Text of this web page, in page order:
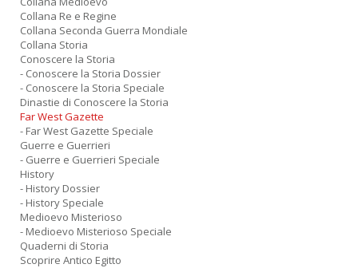
Collana Re e Regine
Collana Seconda Guerra Mondiale
Collana Storia
Conoscere la Storia
- Conoscere la Storia Dossier
- Conoscere la Storia Speciale
Dinastie di Conoscere la Storia
Far West Gazette
- Far West Gazette Speciale
Guerre e Guerrieri
- Guerre e Guerrieri Speciale
History
- History Dossier
- History Speciale
Medioevo Misterioso
- Medioevo Misterioso Speciale
Quaderni di Storia
Scoprire Antico Egitto